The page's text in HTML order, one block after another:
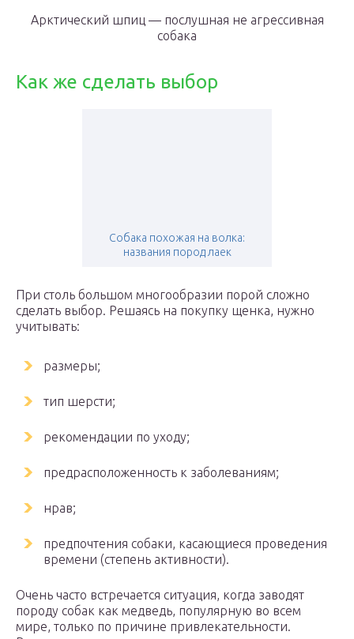
Арктический шпиц — послушная не агрессивная
собака
Как же сделать выбор
Собака похожая на волка:
названия пород лаек
При столь большом многообразии порой сложно
сделать выбор. Решаясь на покупку щенка, нужно
учитывать:
размеры;
тип шерсти;
рекомендации по уходу;
предрасположенность к заболеваниям;
нрав;
предпочтения собаки, касающиеся проведения
времени (степень активности).
Очень часто встречается ситуация, когда заводят
породу собак как медведь, популярную во всем
мире, только по причине привлекательности.